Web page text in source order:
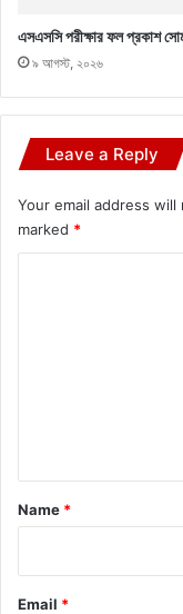
এসএসসি পরীক্ষার ফল প্রকাশ
৯ আগস্ট, ২০২৬
Leave a Reply
Your email address
marked *
*
Name *
Email *